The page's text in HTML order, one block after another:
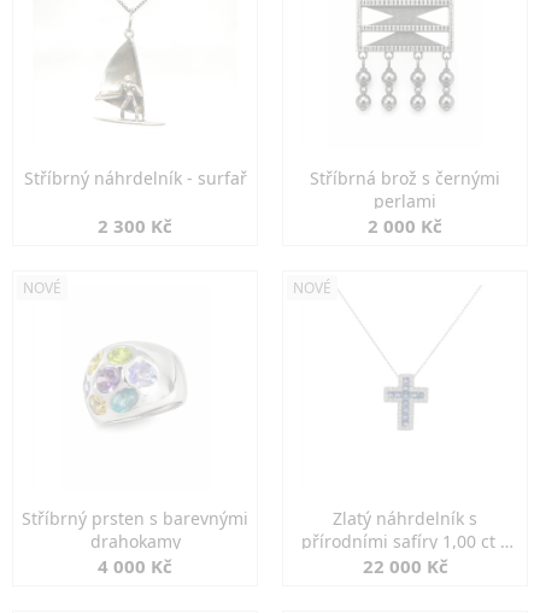
Stříbrný náhrdelník - surfař
2 300 Kč
Stříbrná brož s černými
perlami
2 000 Kč
NOVÉ
Stříbrný prsten s barevnými
drahokamy
4 000 Kč
NOVÉ
Zlatý náhrdelník s
přírodními safíry 1,00 ct a
diamanty
22 000 Kč